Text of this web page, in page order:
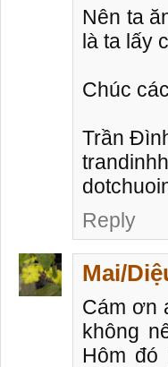
Nên ta
là ta lấy
Chúc
Trần
Reply
Mai/
Cám ơn
không
Hôm